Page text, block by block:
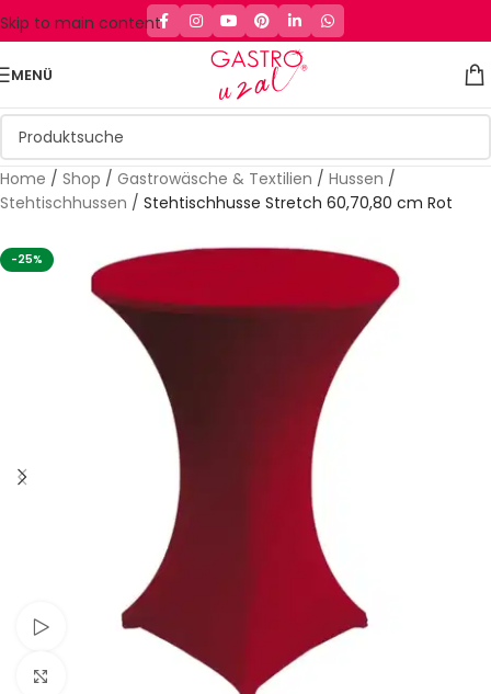
Skip to main content
MENÜ
Home / Shop / Gastrowäsche & Textilien / Hussen /
Stehtischhussen / Stehtischhusse Stretch 60,70,80 cm Rot
-25%
Schau Video
Klick zum Vergrößern